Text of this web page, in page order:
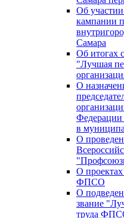
Об
кампании
Самара
Об итогах
"Лучшая
О
Федерации
в
О
О проектах
ФПСО
О
звание
труда